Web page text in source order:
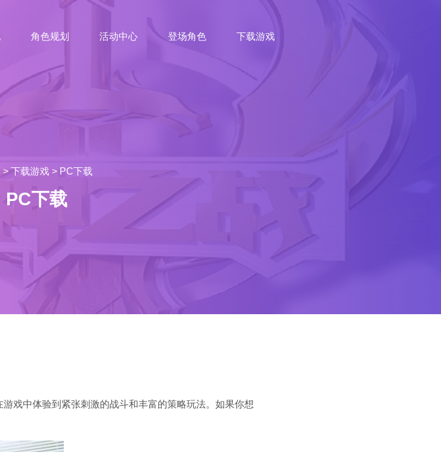
角色规划 活动中心 登场角色 下载游戏
> 下载游戏> PC下载
PC下载
戏中体验到紧张刺激的战斗和丰富的策略玩法。如果你想